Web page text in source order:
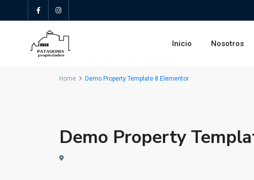
Inicio Nosotros
Home Demo Property Template 8 Elementor
Demo Property